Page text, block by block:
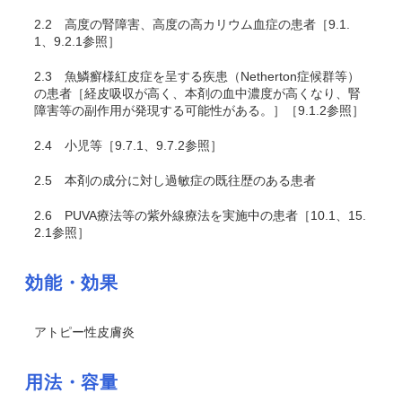
2.2 高度の腎障害、高度の高カリウム血症の患者［9.1.
1、9.2.1参照］
2.3 魚鱗癬様紅皮症を呈する疾患（Netherton症候群等）
の患者［経皮吸収が高く、本剤の血中濃度が高くなり、腎
障害等の副作用が発現する可能性がある。］［9.1.2参照］
2.4 小児等［9.7.1、9.7.2参照］
2.5 本剤の成分に対し過敏症の既往歴のある患者
2.6 PUVA療法等の紫外線療法を実施中の患者［10.1、15.
2.1参照］
効能・効果
アトピー性皮膚炎
用法・容量